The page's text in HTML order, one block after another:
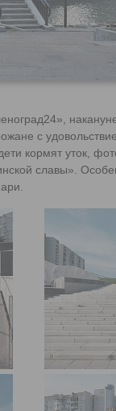
с
кормят уток,
славы».